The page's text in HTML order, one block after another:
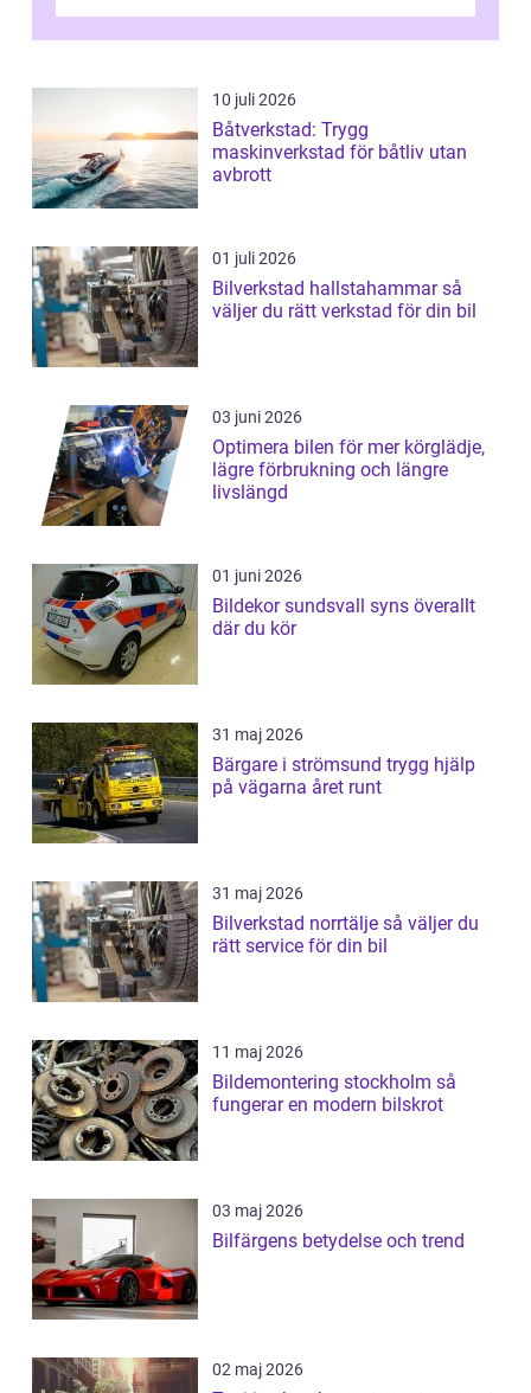
10 juli 2026
Båtverkstad: Trygg
maskinverkstad för båtliv utan
avbrott
01 juli 2026
Bilverkstad hallstahammar så
väljer du rätt verkstad för din bil
03 juni 2026
Optimera bilen för mer körglädje,
lägre förbrukning och längre
livslängd
01 juni 2026
Bildekor sundsvall syns överallt
där du kör
31 maj 2026
Bärgare i strömsund trygg hjälp
på vägarna året runt
31 maj 2026
Bilverkstad norrtälje så väljer du
rätt service för din bil
11 maj 2026
Bildemontering stockholm så
fungerar en modern bilskrot
03 maj 2026
Bilfärgens betydelse och trend
02 maj 2026